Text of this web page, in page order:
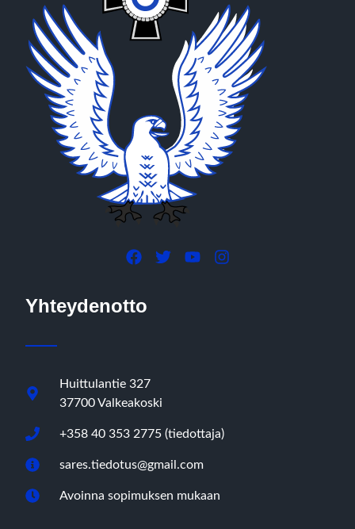
Yhteydenotto
Huittulantie 327
37700 Valkeakoski
+358 40 353 2775 (tiedottaja)
sares.tiedotus@gmail.com
Avoinna sopimuksen mukaan